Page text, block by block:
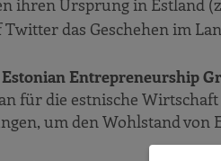
das Geschehen im
Estonian Entrepreneurship
für die estnische
um den Wohlstand von